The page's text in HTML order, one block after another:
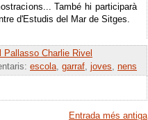
També hi participarà
d'Estudis del Mar de Sitges.
Charlie Rivel
escola, garraf, joves, nens
Entrada més antiga